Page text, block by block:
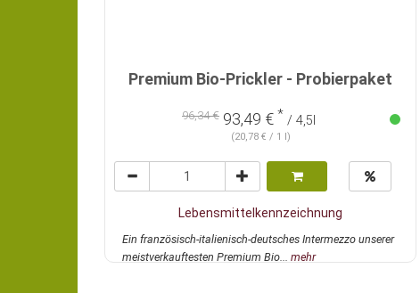
Premium Bio-Prickler - Probierpaket
96,34 € 93,49 € * / 4,5l
(20,78 € / 1 l)
Lebensmittelkennzeichnung
Ein französisch-italienisch-deutsches Intermezzo unserer
meistverkauftesten Premium Bio... mehr